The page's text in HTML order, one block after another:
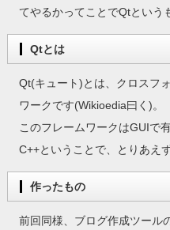
てやるかってことでQtという
Qtとは
Qt(キュート)とは、クロスフ
ワークです(Wikioedia曰く)。
このフレームワークはGUIで
C++ということで、とりあえ
作ったもの
前回同様、ブログ作成ツール